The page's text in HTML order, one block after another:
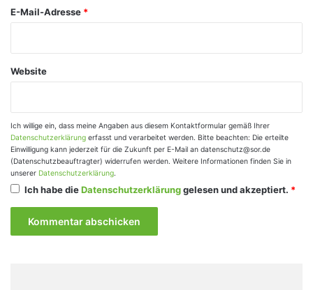
E-Mail-Adresse *
Website
Ich willige ein, dass meine Angaben aus diesem Kontaktformular gemäß Ihrer
Datenschutzerklärung erfasst und verarbeitet werden. Bitte beachten: Die erteilte
Einwilligung kann jederzeit für die Zukunft per E-Mail an datenschutz@sor.de
(Datenschutzbeauftragter) widerrufen werden. Weitere Informationen finden Sie in
unserer Datenschutzerklärung.
Ich habe dieDatenschutzerklärunggelesen und akzeptiert. *